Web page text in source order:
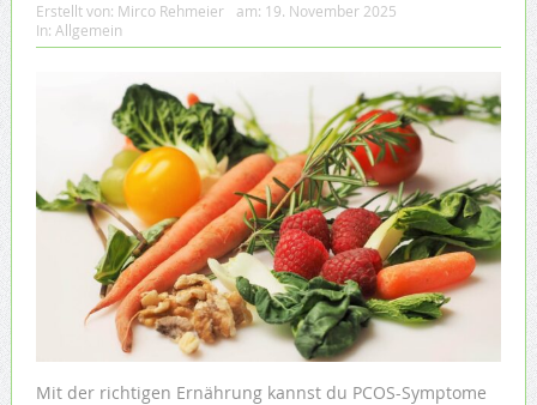
Erstellt von: Mirco Rehmeier am: 19. November 2025
In: Allgemein
Mit der richtigen Ernährung kannst du PCOS-Symptome